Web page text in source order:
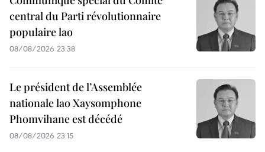
central du Parti révolutionnaire
populaire lao
08/08/2026 23:38
Le président de l’Assemblée
nationale lao Xaysomphone
Phomvihane est décédé
08/08/2026 23:15